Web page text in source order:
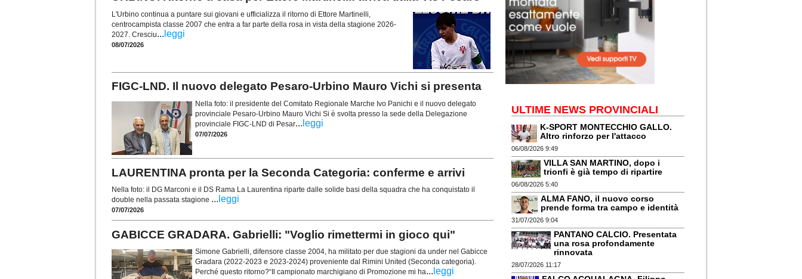
L'Urbino continua a puntare sui giovani e ufficializza il ritorno di Ettore Martinelli,
centrocampista classe 2007 che entra a far parte della rosa in vista della stagione 2026-
2027. Cresciu... leggi
08/07/2026
FIGC-LND. Il nuovo delegato Pesaro-Urbino Mauro Vichi si presenta
Nella foto: il presidente del Comitato Regionale Marche Ivo Panichi e il nuovo delegato
provinciale Pesaro-Urbino Mauro Vichi Si è svolta presso la sede della Delegazione
provinciale FIGC-LND di Pesar... leggi
07/07/2026
LAURENTINA pronta per la Seconda Categoria: conferme e arrivi
Nella foto: il DG Marconi e il DS Rama La Laurentina riparte dalle solide basi della squadra che ha conquistato il
double nella passata stagione ... leggi
07/07/2026
GABICCE GRADARA. Gabrielli: "Voglio rimettermi in gioco qui"
Simone Gabrielli, difensore classe 2004, ha militato per due stagioni da under nel Gabicce
Gradara (2022-2023 e 2023-2024) proveniente dal Rimini United (Seconda categoria).
Perché questo ritorno?“Il campionato marchigiano di Promozione mi ha... leggi
ULTIME NEWS PROVINCIALI
K-SPORT MONTECCHIO GALLO.
Altro rinforzo per l'attacco
06/08/2026 9:49
VILLA SAN MARTINO, dopo i
trionfi è già tempo di ripartire
06/08/2026 5:40
ALMA FANO, il nuovo corso
prende forma tra campo e identità
31/07/2026 9:04
PANTANO CALCIO. Presentata
una rosa profondamente
rinnovata
28/07/2026 11:17